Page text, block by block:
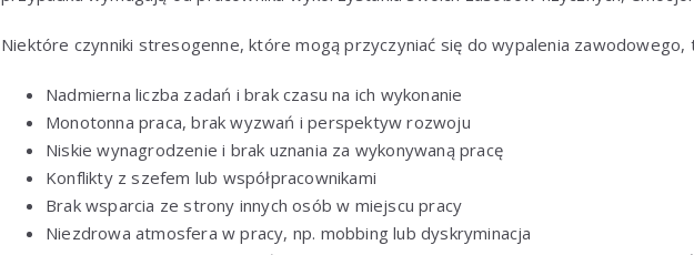
Niektóre czynniki stresogenne, które mogą przyczyniać się do wypalenia zawodowego,
Nadmierna liczba zadań i brak czasu na ich wykonanie
Monotonna praca, brak wyzwań i perspektyw rozwoju
Niskie wynagrodzenie i brak uznania za wykonywaną pracę
Konflikty z szefem lub współpracownikami
Brak wsparcia ze strony innych osób w miejscu pracy
Niezdrowa atmosfera w pracy, np. mobbing lub dyskryminacja